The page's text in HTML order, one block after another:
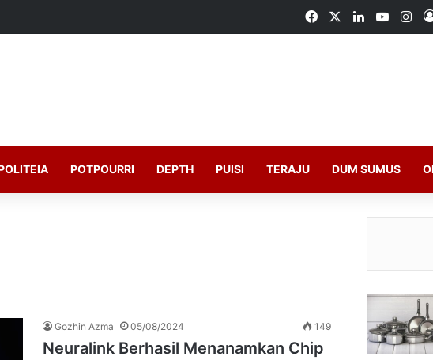
FacebookLinkedIn
POTPOURRI DEPTH PUISI TERAJU DUM SUMUS
Gozhin Azma 05/08/2024 149
Neuralink Berhasil Menanamkan Chip